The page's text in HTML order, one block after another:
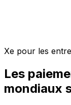
Xe pour les
Les
mondiaux